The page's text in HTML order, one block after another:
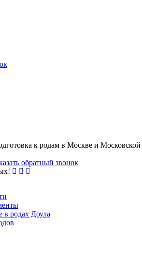
к родам в Москве и Московской
обратный звонок
родах Доула